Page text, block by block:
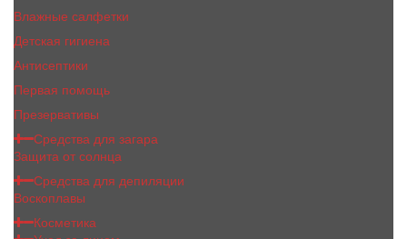
Влажные салфетки
Детская гигиена
Антисептики
Первая помощь
Презервативы
Средства для загара
Защита от солнца
Средства для депиляции
Воскоплавы
Косметика